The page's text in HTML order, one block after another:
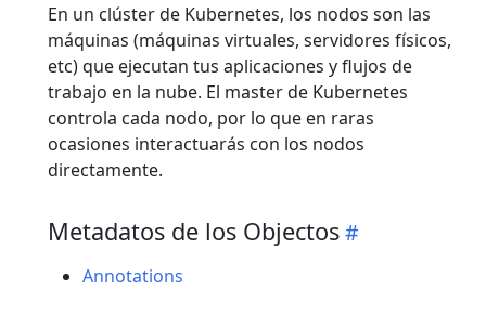
En un clúster de Kubernetes, los nodos son las
máquinas (máquinas virtuales, servidores físicos,
etc) que ejecutan tus aplicaciones y flujos de
trabajo en la nube. El master de Kubernetes
controla cada nodo, por lo que en raras
ocasiones interactuarás con los nodos
directamente.
Metadatos de los Objectos
Annotations